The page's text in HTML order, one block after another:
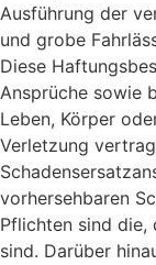
Ausführung der
und grobe
Diese
Ansprüche sowie
Leben, Körper
Verletzung
vorhersehbaren
Pflichten sind die,
sind. Darüber